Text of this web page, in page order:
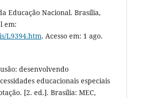
Educação Nacional. Brasília,
em:
L9394.htm. Acesso em: 1 ago.
desenvolvendo
educacionais especiais
[2. ed.]. Brasília: MEC,